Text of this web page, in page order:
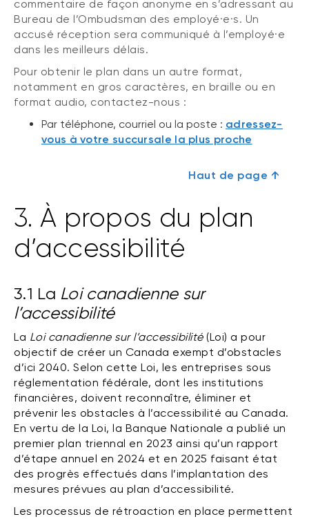
commentaire de façon anonyme en s’adressant au
Bureau de l’Ombudsman des employé·e·s. Un
accusé réception sera communiqué à l’employé·e
dans les meilleurs délais.
Pour obtenir le plan dans un autre format,
notamment en gros caractères, en braille ou en
format audio, contactez-nous :
Par téléphone, courriel ou la poste : adressez-
vous à votre succursale la plus proche
Haut de page ↑
3. À propos du plan
d’accessibilité
3.1 La Loi canadienne sur
l’accessibilité
La Loi canadienne sur l’accessibilité(Loi) a pour
objectif de créer un Canada exempt d’obstacles
d’ici 2040. Selon cette Loi, les entreprises sous
réglementation fédérale, dont les institutions
financières, doivent reconnaître, éliminer et
prévenir les obstacles à l’accessibilité au Canada.
En vertu de la Loi, la Banque Nationale a publié un
premier plan triennal en 2023 ainsi qu’un rapport
d’étape annuel en 2024 et en 2025 faisant état
des progrès effectués dans l’implantation des
mesures prévues au plan d’accessibilité.
Les processus de rétroaction en place permettent